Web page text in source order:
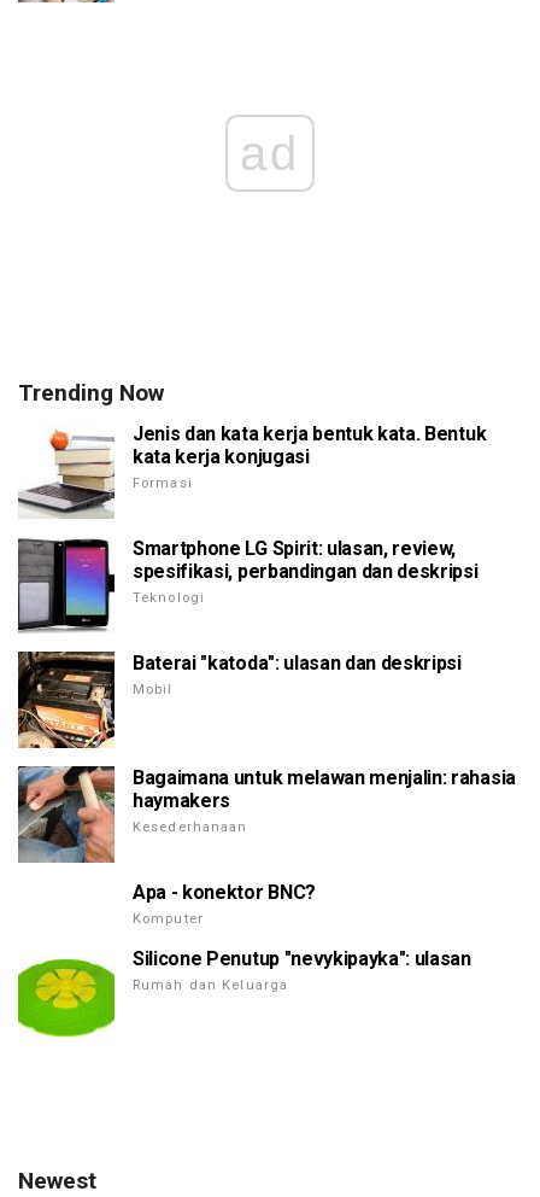
ad
Trending Now
Jenis dan kata kerja bentuk kata. Bentuk
kata kerja konjugasi
Formasi
Smartphone LG Spirit: ulasan, review,
spesifikasi, perbandingan dan deskripsi
Teknologi
Baterai "katoda": ulasan dan deskripsi
Mobil
Bagaimana untuk melawan menjalin: rahasia
haymakers
Kesederhanaan
Apa - konektor BNC?
Komputer
Silicone Penutup "nevykipayka": ulasan
Rumah dan Keluarga
Newest